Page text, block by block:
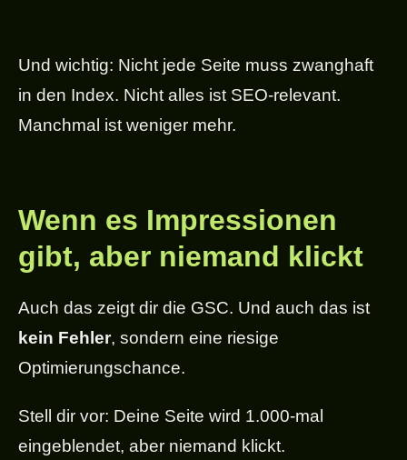
Und wichtig: Nicht jede Seite muss zwanghaft
in den Index. Nicht alles ist SEO-relevant.
Manchmal ist weniger mehr.
Wenn es Impressionen
gibt, aber niemand klickt
Auch das zeigt dir die GSC. Und auch das ist
kein Fehler, sondern eine riesige
Optimierungschance.
Stell dir vor: Deine Seite wird 1.000-mal
eingeblendet, aber niemand klickt.